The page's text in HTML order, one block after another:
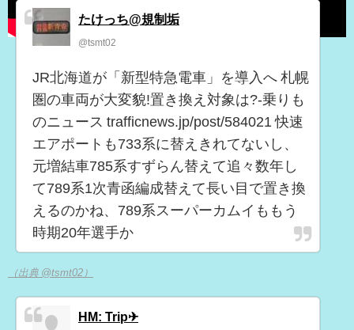
たけっち@規制垢
@tsmt02
JR北海道が「新型特急電車」を導入へ 札幌
圏の車両が大変貌!置き換え対象は?-乗りも
のニュース trafficnews.jp/post/584021 快速
エアポートも733系に替えきれてないし、
元増結車785系すずらん替えて追々数年し
て789系1次青函編成替えて長い目で置き換
えるのかね、789系スーパーカムイももう
時期20年選手か
（出典 @tsmt02）
HM: Trip✈